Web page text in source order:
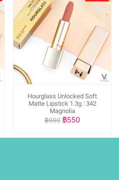
Hourglass Unlocked Soft
Matte Lipstick 1.3g : 342
Magnolia
฿990 ฿550